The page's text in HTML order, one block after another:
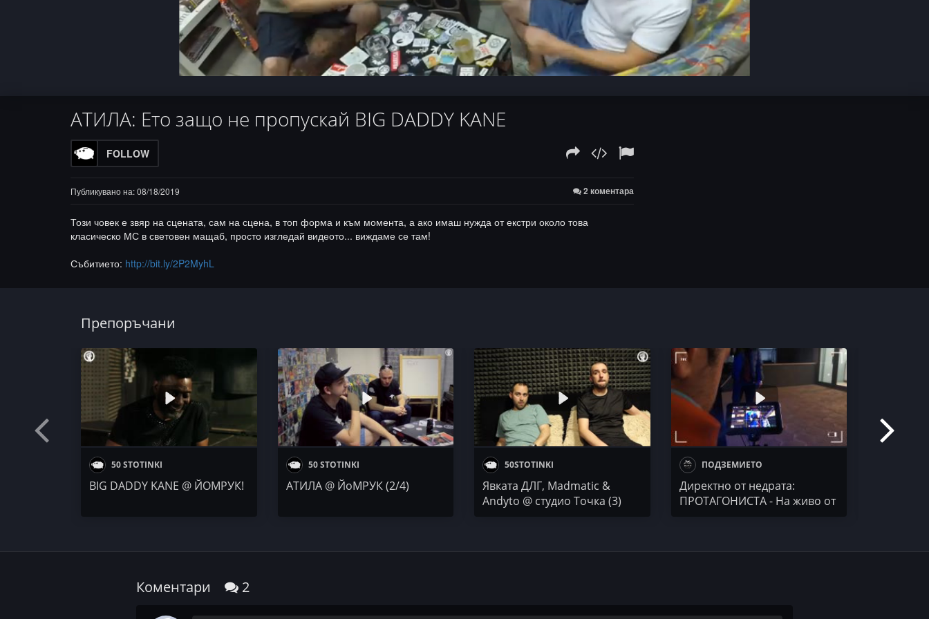
Unmute Loaded
0%
Progress
0%
Open
quality
АТИЛА: Ето защо не пропускай BIG DADDY KANE
FOLLOW
Публикувано на: 08/18/2019 2 коментара
Този човек е звяр на сцената, сам на сцена, в топ форма и към момента, а ако имаш нужда от екстри около това
класическо МС в световен мащаб, просто изгледай видеото... виждаме се там!
Събитието: http://bit.ly/2P2MyhL
Препоръчани
50 STOTINKI
BIG DADDY KANE @ ЙОМРУК!
50 STOTINKI
АТИЛА @ ЙоМРУК (2/4)
50STOTINKI
Явката ДЛГ, Madmatic &
Andyto @ студио Точка (3)
ПОДЗЕМИЕТО
Директно от недрата:
ПРОТАГОНИСТА - На живо от
Коментари 2